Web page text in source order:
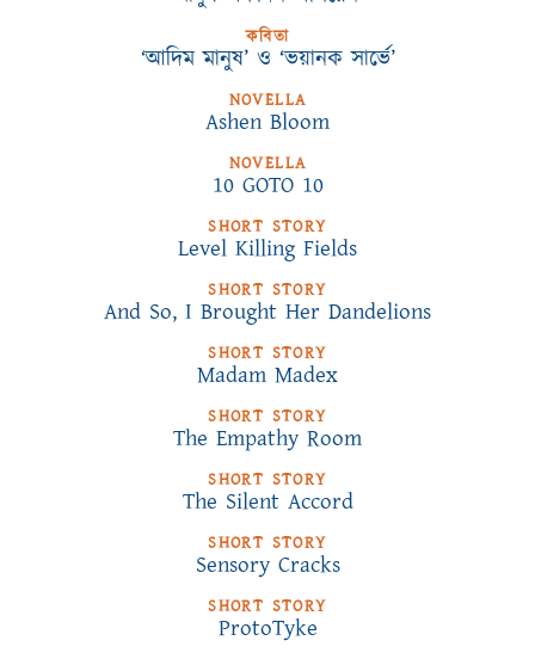
কবিতা
‘আদিম মানুষ’ ও ‘ভয়ানক সার্ভে’
NOVELLA
Ashen Bloom
NOVELLA
10 GOTO 10
SHORT STORY
Level Killing Fields
SHORT STORY
And So, I Brought Her Dandelions
SHORT STORY
Madam Madex
SHORT STORY
The Empathy Room
SHORT STORY
The Silent Accord
SHORT STORY
Sensory Cracks
SHORT STORY
ProtoTyke